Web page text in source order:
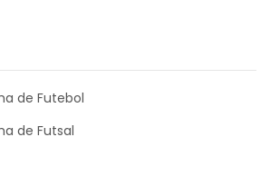
de Futebol
de Futsal